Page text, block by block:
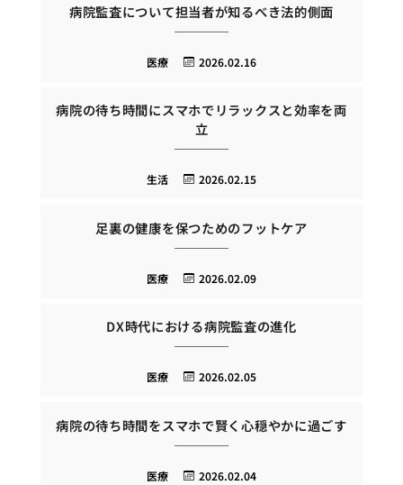
病院監査について担当者が知るべき法的側面
2026.02.16
医療
病院の待ち時間にスマホでリラックスと効率を両
立
2026.02.15
生活
足裏の健康を保つためのフットケア
2026.02.09
医療
DX時代における病院監査の進化
2026.02.05
医療
病院の待ち時間をスマホで賢く心穏やかに過ごす
2026.02.04
医療